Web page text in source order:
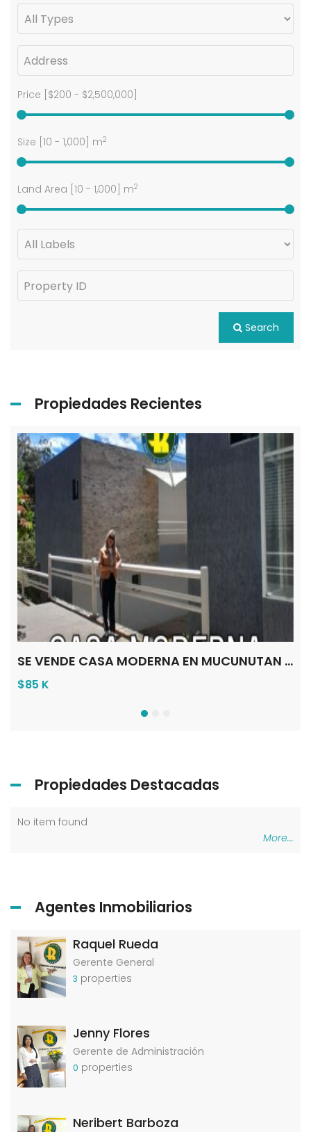
Price [ $200 - $2,500,000
Size [ 10 - 1,000 ] m2
Land Area [ 10 - 1,000 ] m2
Search
Propiedades Recientes
SE VENDE CASA MODERNA EN MUCUNUTAN MÉRIDA VE
$85 K
Propiedades Destacadas
No item found
More...
Agentes Inmobiliarios
Raquel Rueda
Gerente General
3 properties
Jenny Flores
Gerente de Administración
0 properties
Neribert Barboza